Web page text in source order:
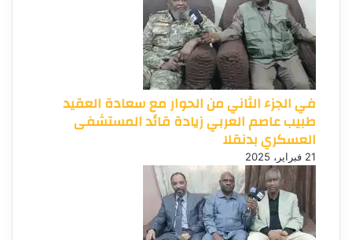
في الجزء الثاني من الحوار مع سعادة العقيد
طبيب عاصم العربي زيادة قائد المستشفى
العسكري بدنقلا
21 فبراير، 2025